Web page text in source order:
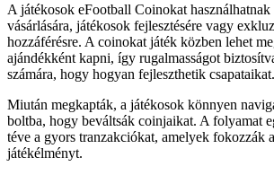
A játékosok eFootball Coinokat használhatnak
vásárlására, játékosok fejlesztésére vagy
hozzáférésre. A coinokat játék közben lehet
ajándékként kapni, így rugalmasságot
számára, hogy hogyan fejleszthetik csapataikat.
Miután megkapták, a játékosok könnyen
boltba, hogy beváltsák coinjaikat. A folyamat
téve a gyors tranzakciókat, amelyek fokozzák
játékélményt.